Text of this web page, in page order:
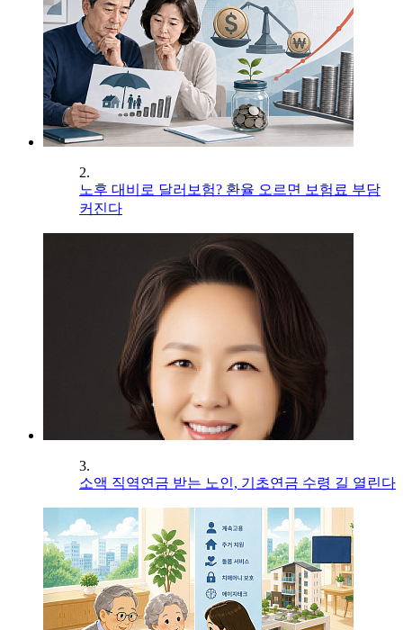
2.
노후 대비로 달러보험? 환율 오르면 보험료 부담
커진다
3.
소액 직역연금 받는 노인, 기초연금 수령 길 열린다